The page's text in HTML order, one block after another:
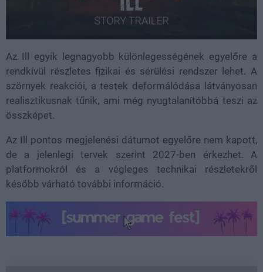
Az Ill egyik legnagyobb különlegességének egyelőre a
rendkívül részletes fizikai és sérülési rendszer lehet. A
szörnyek reakciói, a testek deformálódása látványosan
realisztikusnak tűnik, ami még nyugtalanítóbbá teszi az
összképet.
Az Ill pontos megjelenési dátumot egyelőre nem kapott,
de a jelenlegi tervek szerint 2027-ben érkezhet. A
platformokról és a végleges technikai részletekről
később várható további információ.